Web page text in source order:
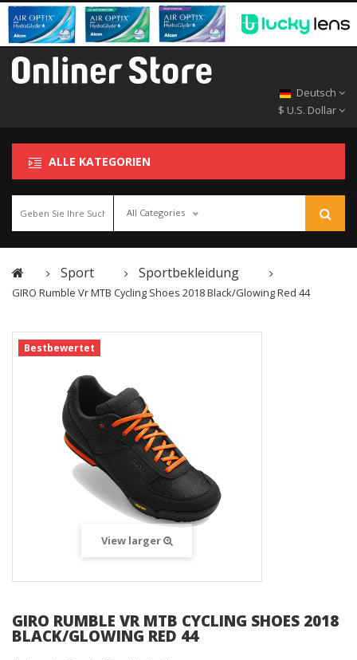
Deutsch
$ U.S. Dollar
ALLE KATEGORIEN
All Categories
Sport Sportbekleidung
GIRO Rumble Vr MTB Cycling Shoes 2018 Black/Glowing Red 44
Bestbewertet
View larger
GIRO RUMBLE VR MTB CYCLING SHOES 2018
BLACK/GLOWING RED 44